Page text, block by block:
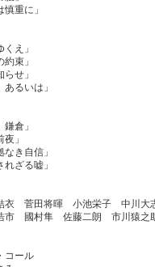
重に」
え」
束」
せ」
るいは」
倉」
」
き自信」
ざる嘘」
衣 菅田将暉 小池栄子 中川
市 國村隼 佐藤二朗 市川猿
コール